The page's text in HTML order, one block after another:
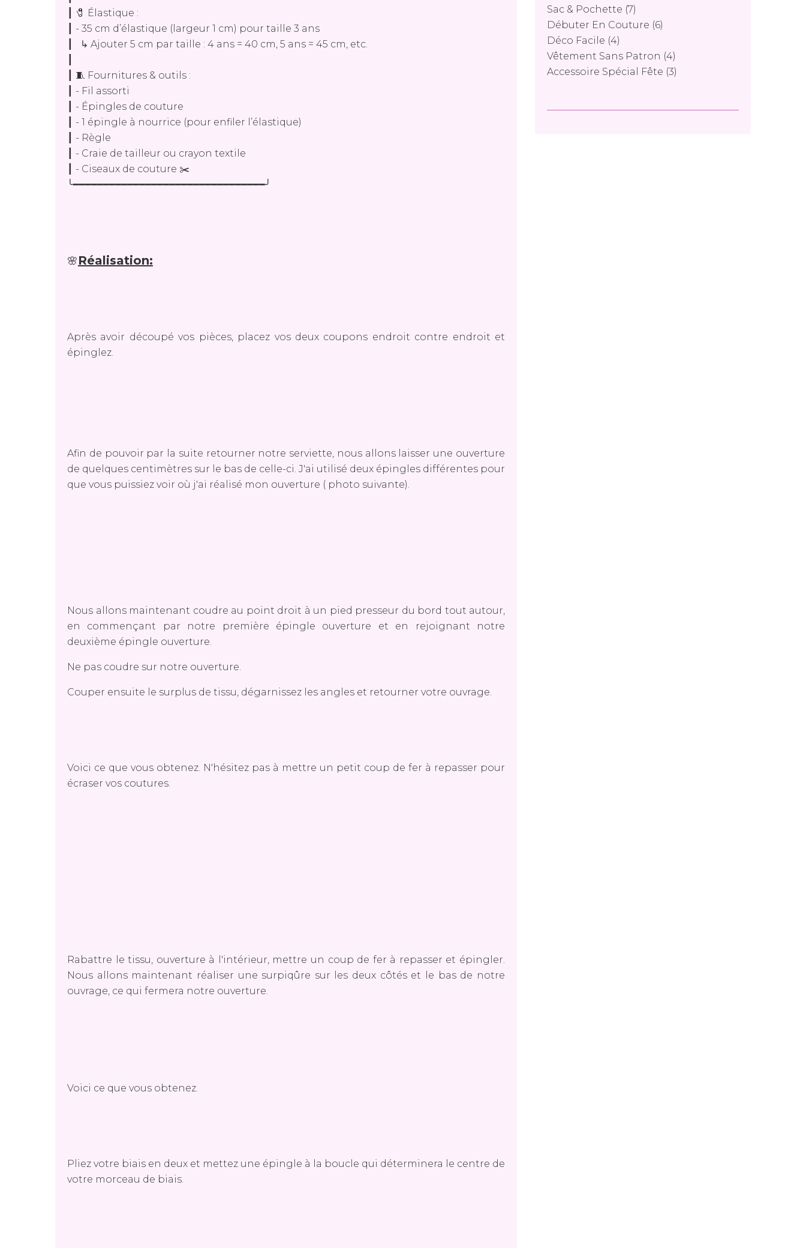
┃ 🧷 Élastique :
┃ - 35 cm d’élastique (largeur 1 cm) pour taille 3 ans
┃ ↳ Ajouter 5 cm par taille : 4 ans = 40 cm, 5 ans = 45 cm, etc.
┃ 🧵 Fournitures & outils :
┃ - Fil assorti
┃ - Épingles de couture
┃ - 1 épingle à nourrice (pour enfiler l’élastique)
┃ - Règle
┃ - Craie de tailleur ou crayon textile
┃ - Ciseaux de couture ✂️
╰━━━━━━━━━━━━━━━━━━━━━━━━━━━━━━━━╯
🌸Réalisation:
Après avoir découpé vos pièces, placez vos deux coupons endroit contre endroit et
épinglez.
Afin de pouvoir par la suite retourner notre serviette, nous allons laisser une ouverture
de quelques centimètres sur le bas de celle-ci. J'ai utilisé deux épingles différentes pour
que vous puissiez voir où j'ai réalisé mon ouverture ( photo suivante).
Nous allons maintenant coudre au point droit à un pied presseur du bord tout autour,
en commençant par notre première épingle ouverture et en rejoignant notre
deuxième épingle ouverture.
Ne pas coudre sur notre ouverture.
Couper ensuite le surplus de tissu, dégarnissez les angles et retourner votre ouvrage.
Voici ce que vous obtenez. N'hésitez pas à mettre un petit coup de fer à repasser pour
écraser vos coutures.
Rabattre le tissu, ouverture à l'intérieur, mettre un coup de fer à repasser et épingler.
Nous allons maintenant réaliser une surpiqûre sur les deux côtés et le bas de notre
ouvrage, ce qui fermera notre ouverture.
Voici ce que vous obtenez.
Pliez votre biais en deux et mettez une épingle à la boucle qui déterminera le centre de
votre morceau de biais.
Sac & Pochette (7)
Débuter En Couture (6)
Déco Facile (4)
Vêtement Sans Patron (4)
Accessoire Spécial Fête (3)